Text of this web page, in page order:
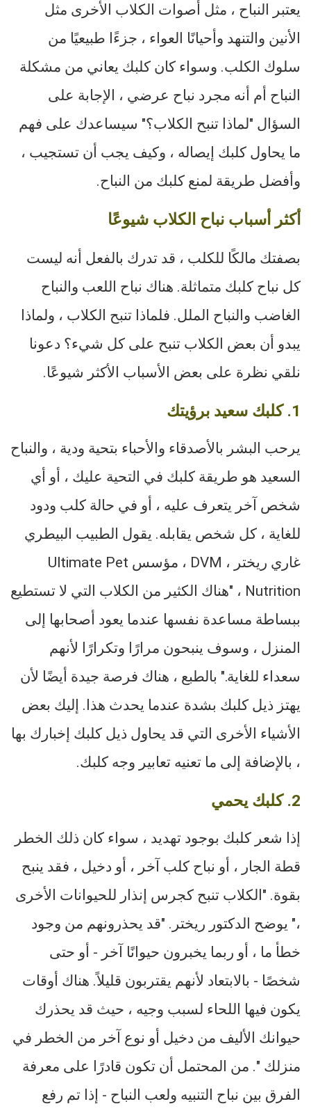
يعتبر النباح ، مثل أصوات الكلاب الأخرى مثل
الأنين والتنهد وأحيانًا العواء ، جزءًا طبيعيًا من
سلوك الكلب. وسواء كان كلبك يعاني من مشكلة
النباح أم أنه مجرد نباح عرضي ، الإجابة على
السؤال "لماذا تنبح الكلاب؟" سيساعدك على فهم
ما يحاول كلبك إيصاله ، وكيف يجب أن تستجيب ،
وأفضل طريقة لمنع كلبك من النباح.
أكثر أسباب نباح الكلاب شيوعًا
بصفتك مالكًا للكلب ، قد تدرك بالفعل أنه ليست
كل نباح كلبك متماثلة. هناك نباح اللعب والنباح
الغاضب والنباح الملل. فلماذا تنبح الكلاب ، ولماذا
يبدو أن بعض الكلاب تنبح على كل شيء؟ دعونا
نلقي نظرة على بعض الأسباب الأكثر شيوعًا.
1. كلبك سعيد برؤيتك
يرحب البشر بالأصدقاء والأحباء بتحية ودية ، والنباح
السعيد هو طريقة كلبك في التحية عليك ، أو أي
شخص آخر يتعرف عليه ، أو في حالة كلب ودود
للغاية ، كل شخص يقابله. يقول الطبيب البيطري
غاري ريختر ، DVM ، مؤسس Ultimate Pet
Nutrition ، "هناك الكثير من الكلاب التي لا تستطيع
ببساطة مساعدة نفسها عندما يعود أصحابها إلى
المنزل ، وسوف ينبحون مرارًا وتكرارًا لأنهم
سعداء للغاية." بالطبع ، هناك فرصة جيدة أيضًا لأن
يهتز ذيل كلبك بشدة عندما يحدث هذا. إليك بعض
الأشياء الأخرى التي قد يحاول ذيل كلبك إخبارك بها
، بالإضافة إلى ما تعنيه تعابير وجه كلبك.
2. كلبك يحمي
إذا شعر كلبك بوجود تهديد ، سواء كان ذلك الخطر
قطة الجار ، أو نباح كلب آخر ، أو دخيل ، فقد ينبح
بقوة. "الكلاب تنبح كجرس إنذار للحيوانات الأخرى
،" يوضح الدكتور ريختر. "قد يحذرونهم من وجود
خطأ ما ، أو ربما يخبرون حيوانًا آخر - أو حتى
شخصًا - بالابتعاد لأنهم يقتربون قليلاً. هناك أوقات
يكون فيها اللحاء لسبب وجيه ، حيث قد يحذرك
حيوانك الأليف من دخيل أو نوع آخر من الخطر في
منزلك ". من المحتمل أن تكون قادرًا على معرفة
الفرق بين نباح التنبيه ولعب النباح - إذا تم رفع